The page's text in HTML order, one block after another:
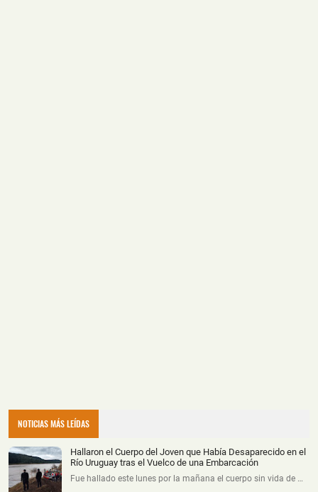
NOTICIAS MÁS LEÍDAS
Hallaron el Cuerpo del Joven que Había Desaparecido en el
Río Uruguay tras el Vuelco de una Embarcación
Fue hallado este lunes por la mañana el cuerpo sin vida de …